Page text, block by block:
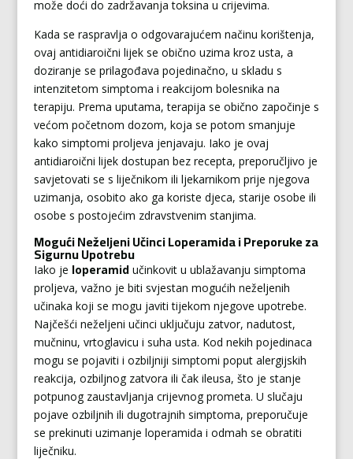
može doći do zadržavanja toksina u crijevima.
Kada se raspravlja o odgovarajućem načinu korištenja,
ovaj antidiaroični lijek se obično uzima kroz usta, a
doziranje se prilagođava pojedinačno, u skladu s
intenzitetom simptoma i reakcijom bolesnika na
terapiju. Prema uputama, terapija se obično započinje s
većom početnom dozom, koja se potom smanjuje
kako simptomi proljeva jenjavaju. Iako je ovaj
antidiaroični lijek dostupan bez recepta, preporučljivo je
savjetovati se s liječnikom ili ljekarnikom prije njegova
uzimanja, osobito ako ga koriste djeca, starije osobe ili
osobe s postojećim zdravstvenim stanjima.
Mogući Neželjeni Učinci Loperamida i Preporuke za
Sigurnu Upotrebu
Iako je loperamidučinkovit u ublažavanju simptoma
proljeva, važno je biti svjestan mogućih neželjenih
učinaka koji se mogu javiti tijekom njegove upotrebe.
Najčešći neželjeni učinci uključuju zatvor, nadutost,
mučninu, vrtoglavicu i suha usta. Kod nekih pojedinaca
mogu se pojaviti i ozbiljniji simptomi poput alergijskih
reakcija, ozbiljnog zatvora ili čak ileusa, što je stanje
potpunog zaustavljanja crijevnog prometa. U slučaju
pojave ozbiljnih ili dugotrajnih simptoma, preporučuje
se prekinuti uzimanje loperamida i odmah se obratiti
liječniku.